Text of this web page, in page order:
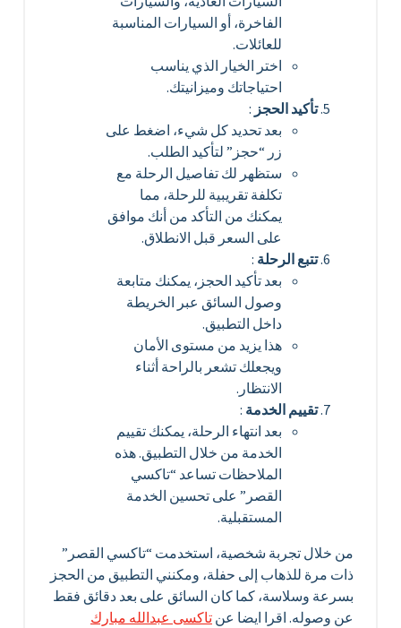
الفاخرة، أو السيارات المناسبة
للعائلات.
اختر الخيار الذي يناسب
احتياجاتك وميزانيتك.
تأكيد الحجز:
بعد تحديد كل شيء، اضغط على
زر “حجز” لتأكيد الطلب.
ستظهر لك تفاصيل الرحلة مع
تكلفة تقريبية للرحلة، مما
يمكنك من التأكد من أنك موافق
على السعر قبل الانطلاق.
تتبع الرحلة:
بعد تأكيد الحجز، يمكنك متابعة
وصول السائق عبر الخريطة
داخل التطبيق.
هذا يزيد من مستوى الأمان
ويجعلك تشعر بالراحة أثناء
الانتظار.
تقييم الخدمة:
بعد انتهاء الرحلة، يمكنك تقييم
الخدمة من خلال التطبيق. هذه
الملاحظات تساعد “تاكسي
القصر” على تحسين الخدمة
المستقبلية.
من خلال تجربة شخصية، استخدمت “تاكسي القصر”
ذات مرة للذهاب إلى حفلة، ومكنني التطبيق من الحجز
بسرعة وسلاسة، كما كان السائق على بعد دقائق فقط
عن وصوله. اقرا ايضا عنتاكسى عبدالله مبارك